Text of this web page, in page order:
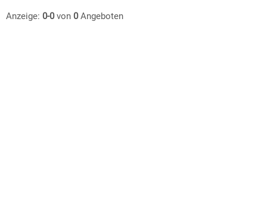
Anzeige: 0-0von 0Angeboten